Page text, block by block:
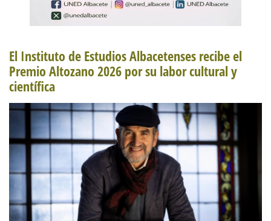
El Instituto de Estudios Albacetenses recibe el
Premio Altozano 2026 por su labor cultural y
científica